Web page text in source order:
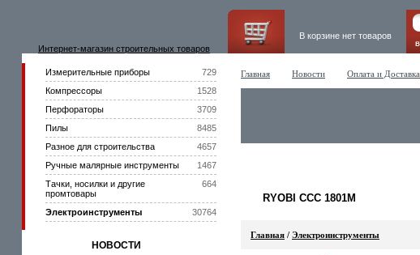
Интернет-магазин строительных товаров
В корзине нет товаров
729
Измерительные приборы
1528
Компрессоры
3709
Перфораторы
8485
Пилы
4657
Разное для строительства
1467
Ручные малярные инструменты
664
Тачки, носилки и другие
промтовары
30764
Электроинструменты
НОВОСТИ
Главная Новости Оплата и Доставка
RYOBI CCC 1801M
Главная / Электроинструменты